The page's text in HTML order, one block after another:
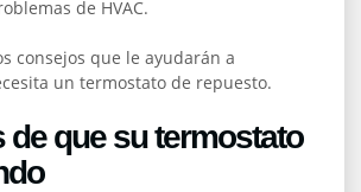
de HVAC.
consejos que le ayudarán a
un termostato de repuesto.
de que su termostato